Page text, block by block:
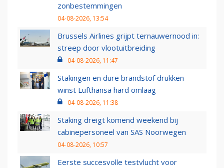
zonbestemmingen
04-08-2026, 13:54
Brussels Airlines grijpt ternauwernood in:
streep door vlootuitbreiding
04-08-2026, 11:47
Stakingen en dure brandstof drukken
winst Lufthansa hard omlaag
04-08-2026, 11:38
Staking dreigt komend weekend bij
cabinepersoneel van SAS Noorwegen
04-08-2026, 10:57
Eerste succesvolle testvlucht voor